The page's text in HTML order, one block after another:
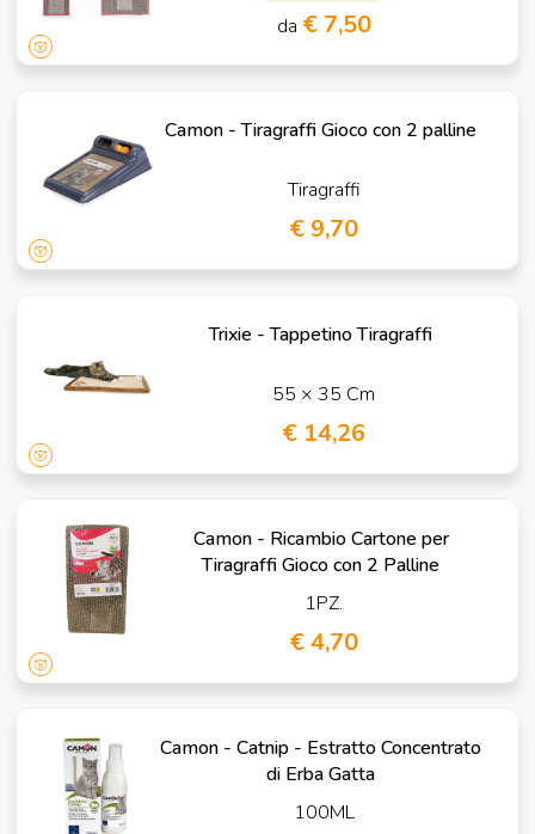
da € 7,50
Camon - Tiragraffi Gioco con 2 palline
Tiragraffi
€ 9,70
Trixie - Tappetino Tiragraffi
55 × 35 Cm
€ 14,26
Camon - Ricambio Cartone per
Tiragraffi Gioco con 2 Palline
1PZ.
€ 4,70
Camon - Catnip - Estratto Concentrato
di Erba Gatta
100ML